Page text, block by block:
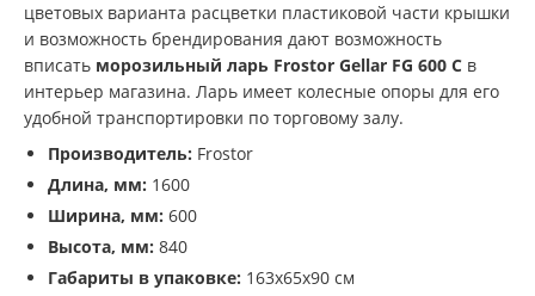
цветовых варианта расцветки пластиковой части крышки
и возможность брендирования дают возможность
вписать морозильный ларь Frostor Gellar FG 600 C в
интерьер магазина. Ларь имеет колесные опоры для его
удобной транспортировки по торговому залу.
Производитель: Frostor
Длина, мм: 1600
Ширина, мм: 600
Высота, мм: 840
Габариты в упаковке: 163х65х90 см